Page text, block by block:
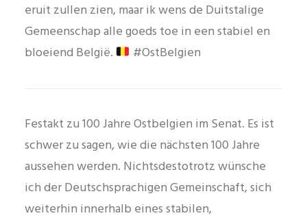
eruit zullen zien, maar ik wens de Duitstalige
Gemeenschap alle goeds toe in een stabiel en
bloeiend België.
#OstBelgien
Festakt zu 100 Jahre Ostbelgien im Senat. Es ist
schwer zu sagen, wie die nächsten 100 Jahre
aussehen werden. Nichtsdestotrotz wünsche
ich der Deutschsprachigen Gemeinschaft, sich
weiterhin innerhalb eines stabilen,